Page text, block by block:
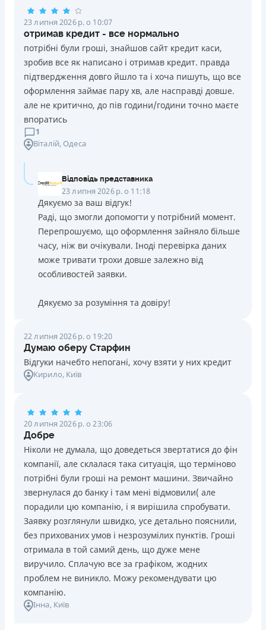
23 липня 2026 р. о 10:07
отримав кредит - все нормально
потрібні були гроші, знайшов сайт кредит каси,
зробив все як написано і отримав кредит. правда
підтвердження довго йшло та і хоча пишуть, що все
оформлення займає пару хв, але насправді довше.
але не критично, до пів години/години точно маєте
впоратись
1
Віталій, Одеса
Відповідь представника
23 липня 2026 р. о 11:18
Дякуємо за ваш відгук!
Раді, що змогли допомогти у потрібний момент.
Перепрошуємо, що оформлення зайняло більше
часу, ніж ви очікували. Іноді перевірка даних
може тривати трохи довше залежно від
особливостей заявки.
Дякуємо за розуміння та довіру!
22 липня 2026 р. о 19:20
Думаю оберу Старфин
Відгуки начебто непогані, хочу взяти у них кредит
Кирило, Київ
20 липня 2026 р. о 23:06
Добре
Ніколи не думала, що доведеться звертатися до фін
компанії, але склалася така ситуація, що терміново
потрібні були гроші на ремонт машини. Звичайно
звернулася до банку і там мені відмовили( але
порадили цю компанію, і я вирішила спробувати.
Заявку розглянули швидко, усе детально пояснили,
без прихованих умов і незрозумілих пунктів. Гроші
отримала в той самий день, що дуже мене
виручило. Сплачую все за графіком, жодних
проблем не виникло. Можу рекомендувати цю
компанію.
Інна, Київ